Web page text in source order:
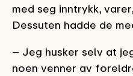
med seg inntrykk,
Dessuten hadde de
– Jeg husker selv at
noen venner av